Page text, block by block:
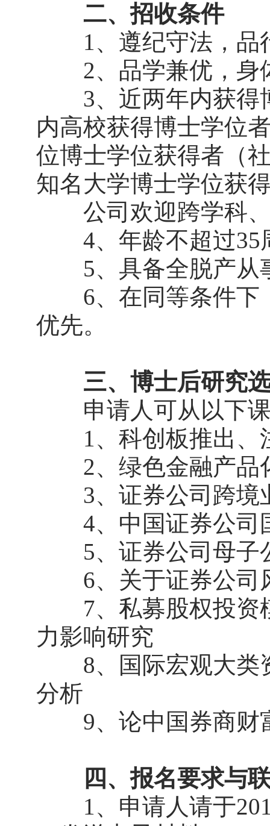
二、招收条件
1、遵纪守法，品
2、品学兼优，身
3、近两年内获得
内高校获得博士学位
位博士学位获得者（
知名大学博士学位获
公司欢迎跨学科、
4、年龄不超过35
5、具备全脱产从
6、在同等条件下
优先。
三、博士后研究
申请人可从以下课
1、科创板推出、
2、绿色金融产品
3、证券公司跨境
4、中国证券公司
5、证券公司母子
6、关于证券公司
7、私募股权投资
力影响研究
8、国际宏观大类
分析
9、论中国券商财
四、报名要求与
1、申请人请于